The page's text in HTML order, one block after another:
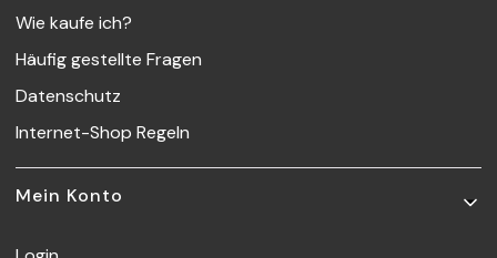
Wie kaufe ich?
Häufig gestellte Fragen
Datenschutz
Internet-Shop Regeln
Mein Konto